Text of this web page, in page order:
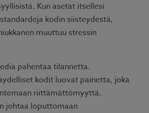
Kun asetat itsellesi
kodin siisteydestä,
muuttuu stressin
pahentaa tilannetta.
kodit luovat painetta, joka
riittämättömyyttä.
johtaa loputtomaan